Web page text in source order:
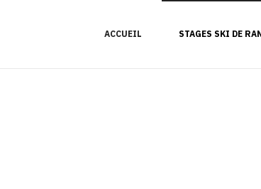
ACCUEIL STAGES SKI DE